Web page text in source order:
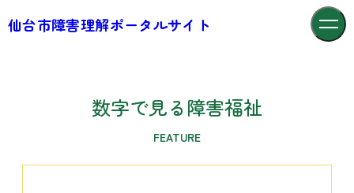
仙台市障害理解ポータルサイト
数字で見る障害福祉
FEATURE